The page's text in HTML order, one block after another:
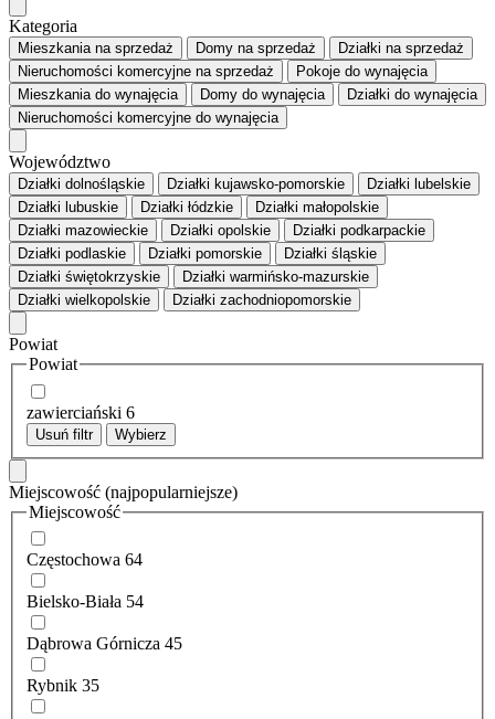
Kategoria
Mieszkaniana sprzedaż Domy na sprzedaż Działki na sprzedaż
Nieruchomości komercyjne na sprzedaż Pokoje do wynajęcia
Mieszkaniado wynajęcia Domy do wynajęcia Działki do wynajęcia
Nieruchomości komercyjne do wynajęcia
Województwo
Działki dolnośląskie Działki kujawsko-pomorskie
Działki lubelskie
Działki lubuskie
Działki łódzkie
Działki małopolskie
Działki mazowieckie
Działki opolskie
Działki podkarpackie
Działki podlaskie
Działki pomorskie
Działki śląskie
Działki świętokrzyskie
Działki warmińsko-mazurskie
Działki wielkopolskie
Działki zachodniopomorskie
Powiat
Powiat
zawierciański 6
Usuń filtr Wybierz
Miejscowość (najpopularniejsze)
Miejscowość
Częstochowa 64
Bielsko-Biała 54
Dąbrowa Górnicza 45
Rybnik 35